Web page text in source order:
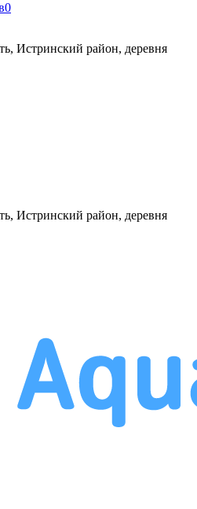
0
Истринский район, деревня
Истринский район, деревня